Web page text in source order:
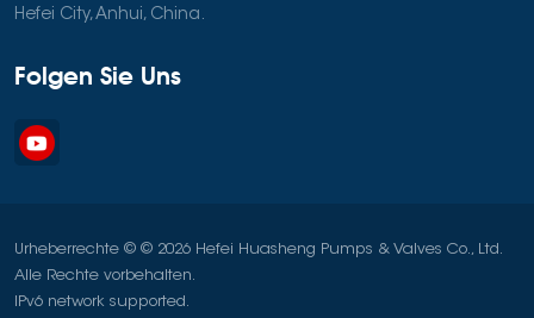
Hefei City, Anhui, China.
Folgen Sie Uns
Urheberrechte © © 2026 Hefei Huasheng Pumps & Valves Co., Ltd.
Alle Rechte vorbehalten.
IPv6 network supported.